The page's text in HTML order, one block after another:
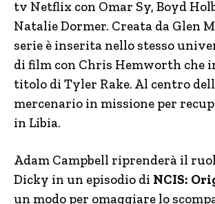
tv Netflix con Omar Sy, Boyd
Natalie Dormer. Creata da Glen
serie è inserita nello stesso
di film con Chris Hemworth che
titolo di Tyler Rake. Al centro
mercenario in missione per
in Libia.
Adam Campbell riprenderà il
Dicky in un episodio di NCIS:
un modo per omaggiare lo